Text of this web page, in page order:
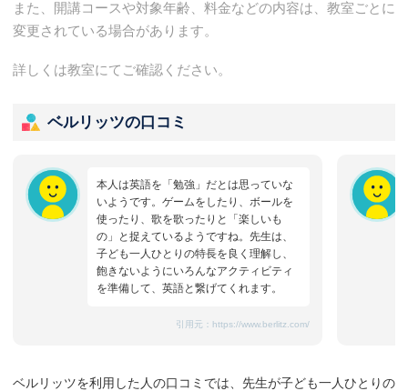
また、開講コースや対象年齢、料金などの内容は、教室ごとに
変更されている場合があります。
詳しくは教室にてご確認ください。
ベルリッツの口コミ
本人は英語を「勉強」だとは思っていな
いようです。ゲームをしたり、ボールを
使ったり、歌を歌ったりと「楽しいも
の」と捉えているようですね。先生は、
子ども一人ひとりの特長を良く理解し、
飽きないようにいろんなアクティビティ
を準備して、英語と繋げてくれます。
引用元： https://www.berlitz.com/
ベルリッツを利用した人の口コミでは、先生が子ども一人ひとりの